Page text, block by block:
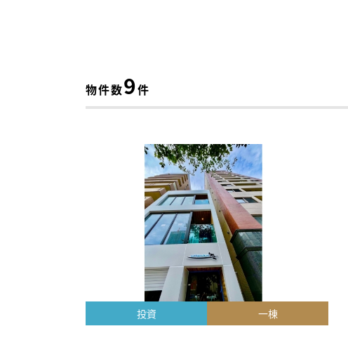
物件数9件
投資 一棟